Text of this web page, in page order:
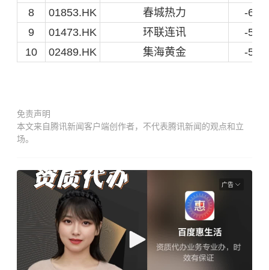
8
01853.HK 春城热力
-6.47
9
01473.HK 环联连讯
-5.88
10
02489.HK 集海黄金 -5.68
免责声明
本文来自腾讯新闻客户端创作者，不代表腾讯新闻的观点和立
场。
广告